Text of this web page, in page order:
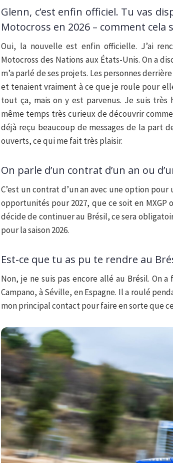
Glenn, c’est enfin officiel. Tu vas
Motocross en 2026 – comment cela
Oui, la nouvelle est enfin officielle. J’ai
Motocross des Nations aux États-Unis. On a
m’a parlé de ses projets. Les personnes
et tenaient vraiment à ce que je roule pour
tout ça, mais on y est parvenus. Je suis
même temps très curieux de découvrir
déjà reçu beaucoup de messages de la part
ouverts, ce qui me fait très plaisir.
On parle d’un contrat d’un an ou
C’est un contrat d’un an avec une option
opportunités pour 2027, que ce soit en MXGP
décide de continuer au Brésil, ce sera
pour la saison 2026.
Est-ce que tu as pu te rendre au
Non, je ne suis pas encore allé au Brésil. On
Campano, à Séville, en Espagne. Il a roulé
mon principal contact pour faire en sorte que